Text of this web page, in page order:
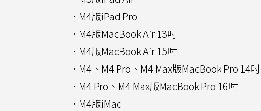
．M4版iPad Pro
．M4版MacBook Air 13吋
．M4版MacBook Air 15吋
．M4、M4 Pro、M4 Max版MacBook Pro 14吋
．M4 Pro、M4 Max版MacBook Pro 16吋
．M4版iMac